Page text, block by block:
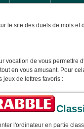
le site des duels de mots et
vocation de vous permettre
en vous amusant. Pour
jeux de lettres favoris :
l'ordinateur en partie